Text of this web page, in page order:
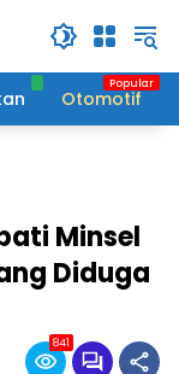
Otomotif
Minsel
Diduga
841